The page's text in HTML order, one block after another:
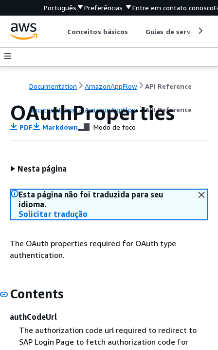
Português Preferências Entre em contato conosco
Conceitos básicos Guias de serviço
Documentation AmazonAppFlow API Reference
Documentation AmazonAppFlow API Reference
OAuthProperties
PDF Markdown Modo de foco
Nesta página
Esta página não foi traduzida para seu
idioma.
Solicitar tradução
The OAuth properties required for OAuth type
authentication.
Contents
authCodeUrl
The authorization code url required to redirect to
SAP Login Page to fetch authorization code for